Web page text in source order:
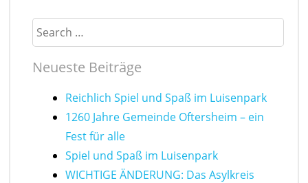
Search
Neueste Beiträge
Reichlich Spiel und Spaß im Luisenpark
1260 Jahre Gemeinde Oftersheim – ein
Fest für alle
Spiel und Spaß im Luisenpark
WICHTIGE ÄNDERUNG: Das Asylkreis